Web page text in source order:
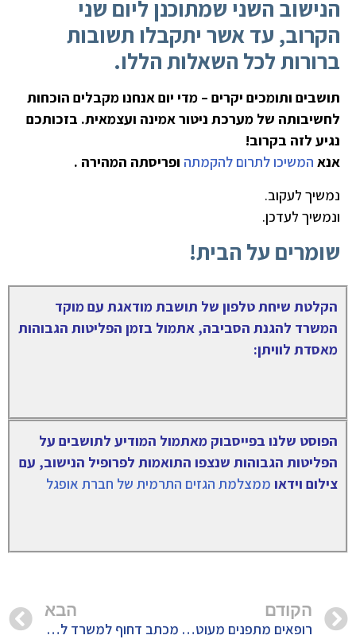
הנישוב השני שמתוכנן ליום שני
הקרוב, עד אשר יתקבלו תשובות
ברורות לכל השאלות הללו.
תושבים ותומכים יקרים – מדי יום אנחנו מקבלים הוכחות
לחשיבותה של מערכת ניטור אמינה ועצמאית. בזכותכם
נגיע לזה בקרוב!
אנא המשיכו לתרום להקמתה ופריסתה המהירה .
נמשיך לעקוב.
ונמשיך לעדכן.
שומרים על הבית!
הקלטת שיחת טלפון של תושבת מודאגת עם מוקד
המשרד להגנת הסביבה, אתמול בזמן הפליטות הגבוהות
מאסדת לוויתן:
הפוסט שלנו בפייסבוק מאתמול המודיע לתושבים על
הפליטות הגבוהות שנצפו התואמות לפרופיל הנישוב, עם
צילום וידאו ממצלמת הגזים התרמית של חברת אופגל
הקודם
רופאים מתפנים מעוטף לוויתן בזמן הנישוב של האסדה
הבא
מכתב דחוף למשרד להגנת הסביבה : עצור את הנישוב השני עד להשלמת התחקיר של "הנישוב" הראשון